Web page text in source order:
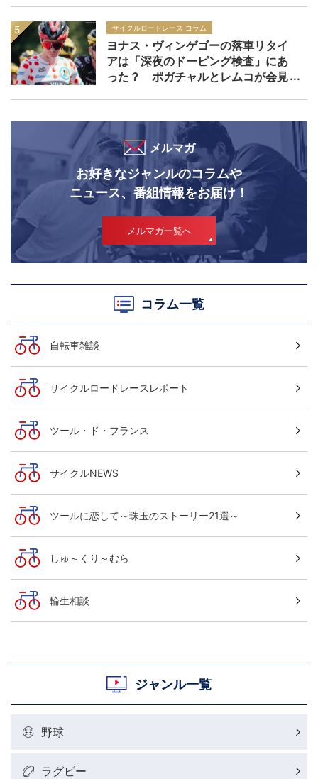
サイクルロードレース コラム
ヨナス・ヴィンゲゴーの落車リタイ
アは「深夜のドーピング検査」にあ
った？ ポガチャルとレムコが会見
メルマガ
お好きなジャンルのコラムや
ニュース、番組情報をお届け！
メルマガ一覧へ
コラム一覧
自転車雑談
サイクルロードレースレポート
ツール・ド・フランス
サイクルNEWS
ツールに恋して～珠玉のストーリー21選～
しゅ～くり～むら
輪生相談
ジャンル一覧
野球
ラグビー